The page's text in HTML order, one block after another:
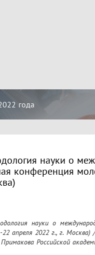
года
науки о
конференция
22 апреля 2022 г., г.
Российской